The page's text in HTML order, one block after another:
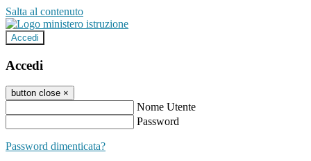
Salta al contenuto
Accedi
Accedi
button close ×
Nome Utente
Password
Password dimenticata?